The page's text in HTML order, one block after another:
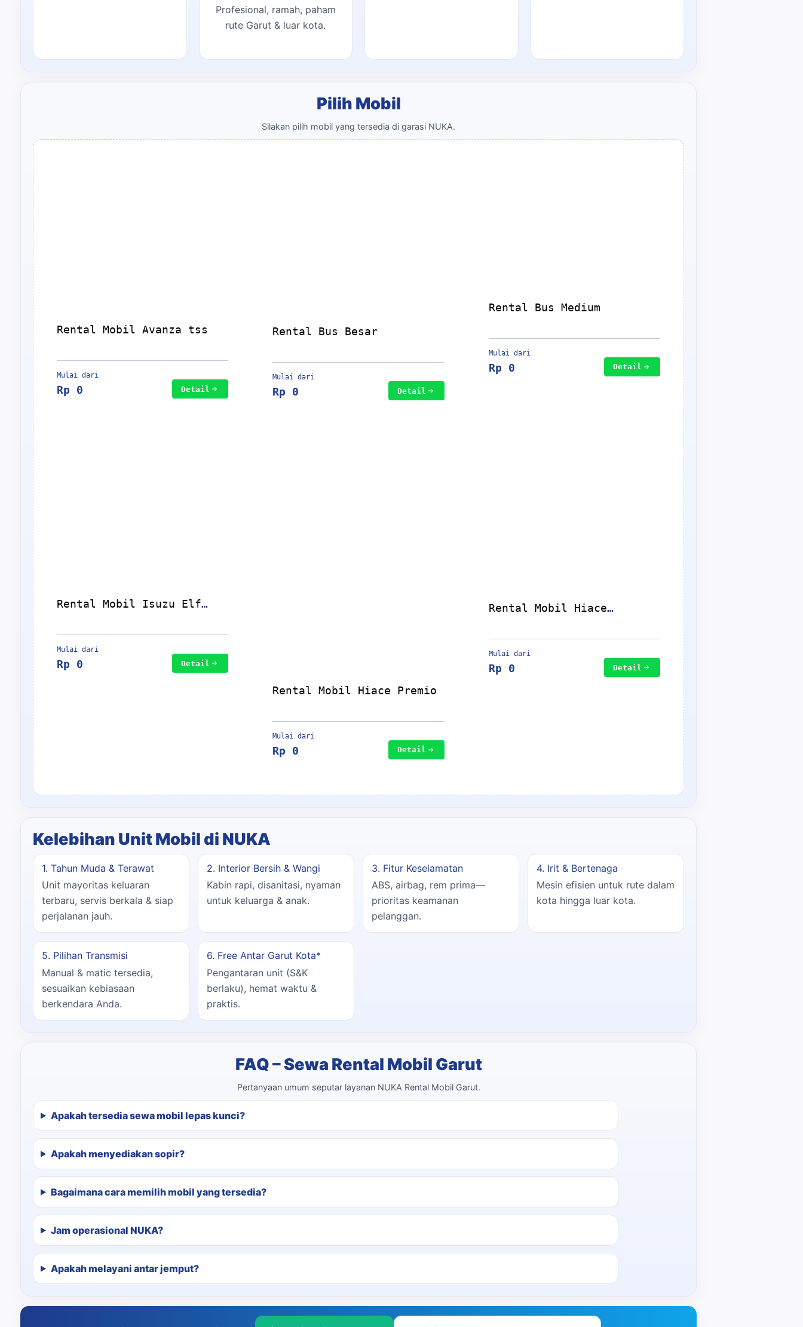
Profesional, ramah, paham
rute Garut & luar kota.
Pilih Mobil
Silakan pilih mobil yang tersedia di garasi NUKA.
Rental Mobil Avanza tss
Mulai dari
Rp 0 Detail
Rental Bus Besar
Mulai dari
Rp 0 Detail
Rental Bus Medium
Mulai dari
Rp 0 Detail
Rental Mobil Isuzu Elf
Mulai dari
Rp 0 Detail
Rental Mobil Hiace Premio
Mulai dari
Rp 0 Detail
Rental Mobil Hiace
Mulai dari
Rp 0 Detail
Kelebihan Unit Mobil di NUKA
1. Tahun Muda & Terawat
Unit mayoritas keluaran
terbaru, servis berkala & siap
perjalanan jauh.
2. Interior Bersih & Wangi
Kabin rapi, disanitasi, nyaman
untuk keluarga & anak.
3. Fitur Keselamatan
ABS, airbag, rem prima—
prioritas keamanan
pelanggan.
4. Irit & Bertenaga
Mesin efisien untuk rute dalam
kota hingga luar kota.
5. Pilihan Transmisi
Manual & matic tersedia,
sesuaikan kebiasaan
berkendara Anda.
6. Free Antar Garut Kota*
Pengantaran unit (S&K
berlaku), hemat waktu &
praktis.
FAQ – Sewa Rental Mobil Garut
Pertanyaan umum seputar layanan NUKA Rental Mobil Garut.
Apakah tersedia sewa mobil lepas kunci?
Apakah menyediakan sopir?
Bagaimana cara memilih mobil yang tersedia?
Jam operasional NUKA?
Apakah melayani antar jemput?